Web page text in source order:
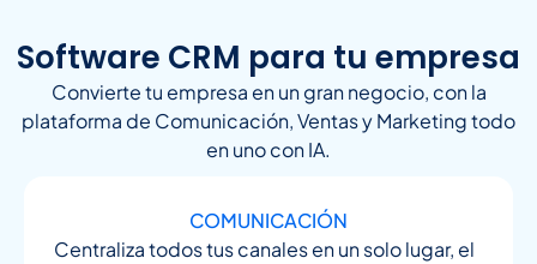
Software CRM para tu empresa
Convierte tu empresa en un gran negocio, con la
plataforma de Comunicación, Ventas y Marketing todo
en uno con IA.
COMUNICACIÓN
Centraliza todos tus canales en un solo lugar, el